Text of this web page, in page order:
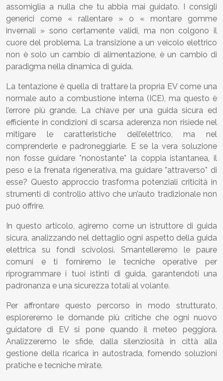
assomiglia a nulla che tu abbia mai guidato. I consigli
generici come « rallentare » o « montare gomme
invernali » sono certamente validi, ma non colgono il
cuore del problema. La transizione a un veicolo elettrico
non è solo un cambio di alimentazione, è un cambio di
paradigma nella dinamica di guida.
La tentazione è quella di trattare la propria EV come una
normale auto a combustione interna (ICE), ma questo è
l’errore più grande. La chiave per una guida sicura ed
efficiente in condizioni di scarsa aderenza non risiede nel
mitigare le caratteristiche dell’elettrico, ma nel
comprenderle e padroneggiarle. E se la vera soluzione
non fosse guidare *nonostante* la coppia istantanea, il
peso e la frenata rigenerativa, ma guidare *attraverso* di
esse? Questo approccio trasforma potenziali criticità in
strumenti di controllo attivo che un’auto tradizionale non
può offrire.
In questo articolo, agiremo come un istruttore di guida
sicura, analizzando nel dettaglio ogni aspetto della guida
elettrica su fondi scivolosi. Smantelleremo le paure
comuni e ti forniremo le tecniche operative per
riprogrammare i tuoi istinti di guida, garantendoti una
padronanza e una sicurezza totali al volante.
Per affrontare questo percorso in modo strutturato,
esploreremo le domande più critiche che ogni nuovo
guidatore di EV si pone quando il meteo peggiora.
Analizzeremo le sfide, dalla silenziosità in città alla
gestione della ricarica in autostrada, fornendo soluzioni
pratiche e tecniche mirate.